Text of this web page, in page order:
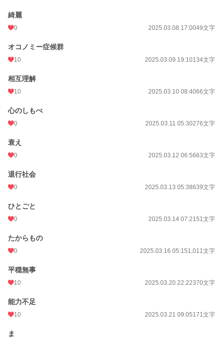
綺麗
0 2025.03.08 17:0049文字
オコノミー症候群
10 2025.03.09 19:10134文字
相互理解
10 2025.03.10 08:4066文字
心のしもべ
0 2025.03.11 05:30276文字
衰え
0 2025.03.12 06:5663文字
退行社会
0 2025.03.13 05:38639文字
ひとごと
0 2025.03.14 07:2151文字
たからもの
0 2025.03.16 05:151,011文字
平穏無事
10 2025.03.20 22:22370文字
能力不足
10 2025.03.21 09:05171文字
ま